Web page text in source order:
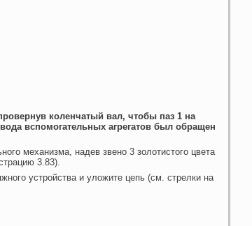
коленчатый вал, чтобы паз 1 на
вспомогательных агрегатов был обращен
механизма, надев звено 3 золотистого цвета
3.83).
устройства и уложите цепь (см. стрелки на